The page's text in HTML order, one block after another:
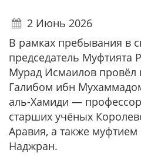
2 Июнь 2026
В рамках пребывания в
председатель Муфтията
Мурад Исмаилов провёл
Галибом ибн
аль-Хамиди —
старших учёных
Аравия, а также
Наджран.